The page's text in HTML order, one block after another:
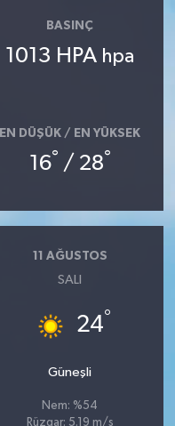
BASINÇ
1013 HPA hpa
EN DÜŞÜK / EN YÜKSEK
16° / 28°
11 AĞUSTOS
SALI
24°
Güneşli
Nem: %54
Rüzgar: 5.19 m/s